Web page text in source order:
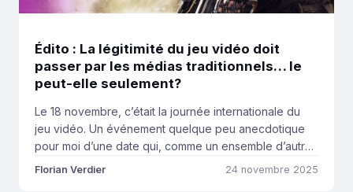
Édito : La légitimité du jeu vidéo doit
passer par les médias traditionnels… le
peut-elle seulement?
Le 18 novembre, c’était la journée internationale du
jeu vidéo. Un événement quelque peu anecdotique
pour moi d’une date qui, comme un ensemble d’autres
marqueurs, tente de légitimer le jeu vidéo comme on
Florian Verdier 24 novembre 2025